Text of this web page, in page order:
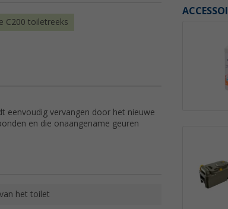
C200 toiletreeks
eenvoudig vervangen door het nieuwe
en die onaangename geuren
het toilet